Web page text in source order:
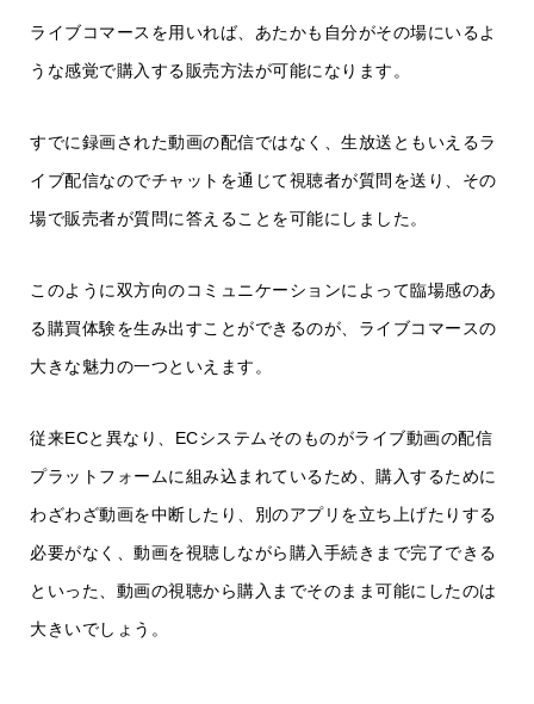
ライブコマースを用いれば、あたかも自分がその場にいるよ
うな感覚で購入する販売方法が可能になります。
すでに録画された動画の配信ではなく、生放送ともいえるラ
イブ配信なのでチャットを通じて視聴者が質問を送り、その
場で販売者が質問に答えることを可能にしました。
このように双方向のコミュニケーションによって臨場感のあ
る購買体験を生み出すことができるのが、ライブコマースの
大きな魅力の一つといえます。
従来ECと異なり、ECシステムそのものがライブ動画の配信
プラットフォームに組み込まれているため、購入するために
わざわざ動画を中断したり、別のアプリを立ち上げたりする
必要がなく、動画を視聴しながら購入手続きまで完了できる
といった、動画の視聴から購入までそのまま可能にしたのは
大きいでしょう。